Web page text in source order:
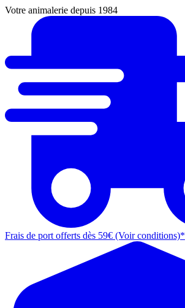
Votre animalerie depuis 1984
Frais de port offerts dès 59€ (Voir conditions)*